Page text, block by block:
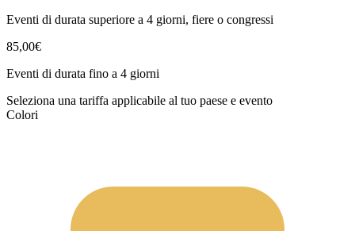
Eventi di durata superiore a 4 giorni, fiere o congressi
85,00€
Eventi di durata fino a 4 giorni
Seleziona una tariffa applicabile al tuo paese e evento
Colori